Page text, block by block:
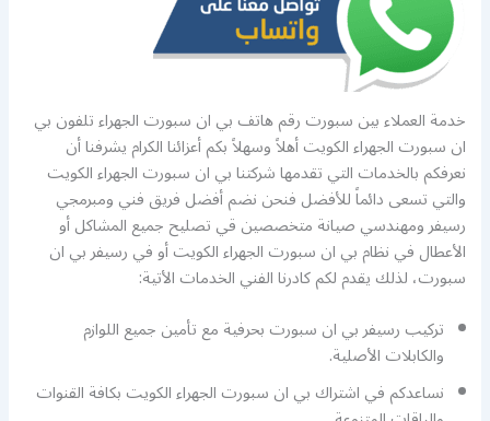
خدمة العملاء بين سبورت رقم هاتف بي ان سبورت الجهراء تلفون بي
ان سبورت الجهراء الكويت أهلاً وسهلاً بكم أعزائنا الكرام يشرفنا أن
نعرفكم بالخدمات التي تقدمها شركتنا بي ان سبورت الجهراء الكويت
والتي تسعى دائماً للأفضل فنحن نضم أفضل فريق فني ومبرمجي
رسيفر ومهندسي صيانة متخصصين قي تصليح جميع المشاكل أو
الأعطال في نظام بي ان سبورت الجهراء الكويت أو في رسيفر بي ان
سبورت، لذلك يقدم لكم كادرنا الفني الخدمات الأتية:
تركيب رسيفر بي ان سبورت بحرفية مع تأمين جميع اللوازم
والكابلات الأصلية.
نساعدكم في اشتراك بي ان سبورت الجهراء الكويت بكافة القنوات